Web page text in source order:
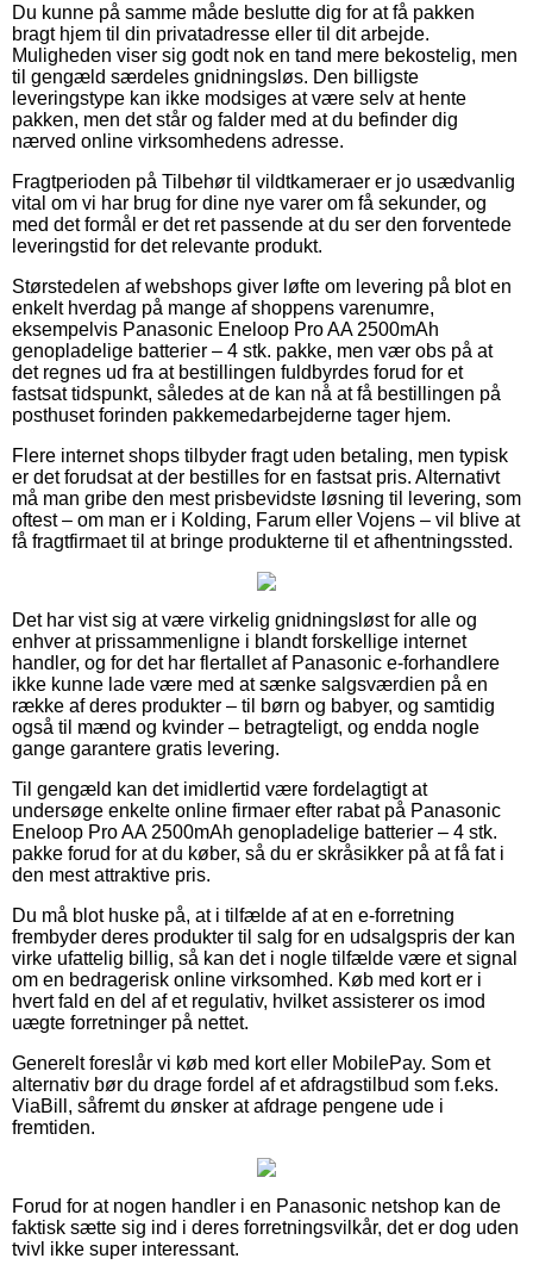
Du kunne på samme måde beslutte dig for at få pakken
bragt hjem til din privatadresse eller til dit arbejde.
Muligheden viser sig godt nok en tand mere bekostelig, men
til gengæld særdeles gnidningsløs. Den billigste
leveringstype kan ikke modsiges at være selv at hente
pakken, men det står og falder med at du befinder dig
nærved online virksomhedens adresse.
Fragtperioden på Tilbehør til vildtkameraer er jo usædvanlig
vital om vi har brug for dine nye varer om få sekunder, og
med det formål er det ret passende at du ser den forventede
leveringstid for det relevante produkt.
Størstedelen af webshops giver løfte om levering på blot en
enkelt hverdag på mange af shoppens varenumre,
eksempelvis Panasonic Eneloop Pro AA 2500mAh
genopladelige batterier – 4 stk. pakke, men vær obs på at
det regnes ud fra at bestillingen fuldbyrdes forud for et
fastsat tidspunkt, således at de kan nå at få bestillingen på
posthuset forinden pakkemedarbejderne tager hjem.
Flere internet shops tilbyder fragt uden betaling, men typisk
er det forudsat at der bestilles for en fastsat pris. Alternativt
må man gribe den mest prisbevidste løsning til levering, som
oftest – om man er i Kolding, Farum eller Vojens – vil blive at
få fragtfirmaet til at bringe produkterne til et afhentningssted.
Det har vist sig at være virkelig gnidningsløst for alle og
enhver at prissammenligne i blandt forskellige internet
handler, og for det har flertallet af Panasonic e-forhandlere
ikke kunne lade være med at sænke salgsværdien på en
række af deres produkter – til børn og babyer, og samtidig
også til mænd og kvinder – betragteligt, og endda nogle
gange garantere gratis levering.
Til gengæld kan det imidlertid være fordelagtigt at
undersøge enkelte online firmaer efter rabat på Panasonic
Eneloop Pro AA 2500mAh genopladelige batterier – 4 stk.
pakke forud for at du køber, så du er skråsikker på at få fat i
den mest attraktive pris.
Du må blot huske på, at i tilfælde af at en e-forretning
frembyder deres produkter til salg for en udsalgspris der kan
virke ufattelig billig, så kan det i nogle tilfælde være et signal
om en bedragerisk online virksomhed. Køb med kort er i
hvert fald en del af et regulativ, hvilket assisterer os imod
uægte forretninger på nettet.
Generelt foreslår vi køb med kort eller MobilePay. Som et
alternativ bør du drage fordel af et afdragstilbud som f.eks.
ViaBill, såfremt du ønsker at afdrage pengene ude i
fremtiden.
Forud for at nogen handler i en Panasonic netshop kan de
faktisk sætte sig ind i deres forretningsvilkår, det er dog uden
tvivl ikke super interessant.